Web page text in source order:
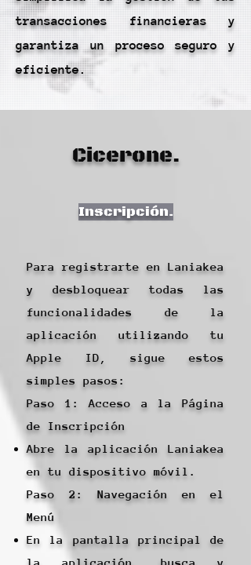
transacciones financieras y
garantiza un proceso seguro y
eficiente.
Cicerone.
Inscripción.
Para registrarte en Laniakea
y desbloquear todas las
funcionalidades de la
aplicación utilizando tu
Apple ID, sigue estos
simples pasos:
Paso 1: Acceso a la Página
de Inscripción
Abre la aplicación Laniakea
en tu dispositivo móvil.
Paso 2: Navegación en el
Menú
En la pantalla principal de
la aplicación, busca y